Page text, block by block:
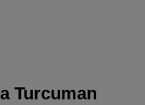
Turcuman